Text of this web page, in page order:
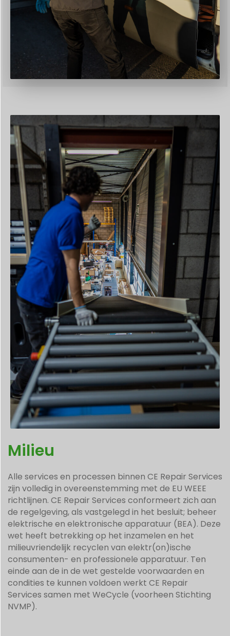
Milieu
Alle services en processen binnen CE Repair Services
zijn volledig in overeenstemming met de EU WEEE
richtlijnen. CE Repair Services conformeert zich aan
de regelgeving, als vastgelegd in het besluit; beheer
elektrische en elektronische apparatuur (BEA). Deze
wet heeft betrekking op het inzamelen en het
milieuvriendelijk recyclen van elektr(on)ische
consumenten- en professionele apparatuur. Ten
einde aan de in de wet gestelde voorwaarden en
condities te kunnen voldoen werkt CE Repair
Services samen met WeCycle (voorheen Stichting
NVMP).